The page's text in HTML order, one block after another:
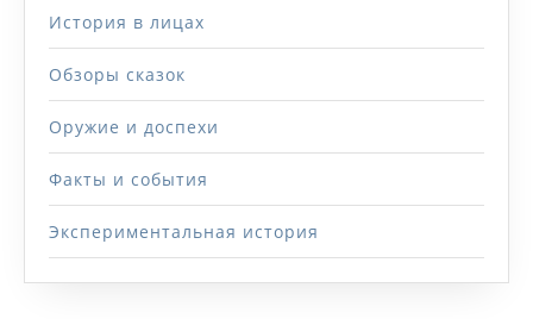
История в лицах
Обзоры сказок
Оружие и доспехи
Факты и события
Экспериментальная история